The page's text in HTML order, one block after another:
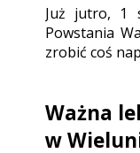
Już jutro, 1
Powstania
zrobić coś
Ważna
w